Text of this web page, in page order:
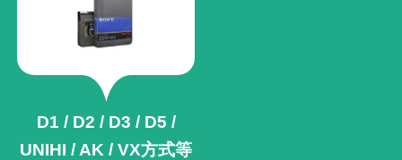
D1 / D2 / D3 / D5 /
UNIHI / AK /VX方式等